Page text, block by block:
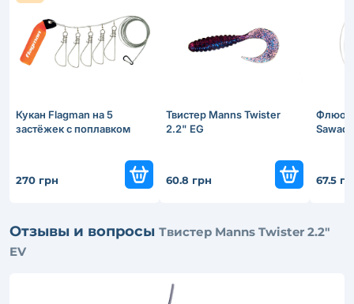
Кукан Flagman на 5
застёжек с поплавком
270 грн
Твистер Manns Twister
2.2" EG
60.8 грн 67.5
Отзывы и вопросы Твистер Manns Twister 2.2"
EV